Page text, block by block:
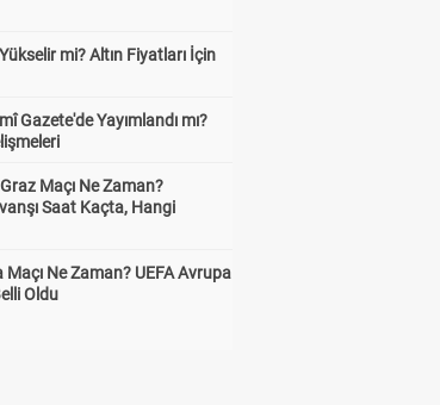
mi? Altın Fiyatları İçin
Gazete'de Yayımlandı mı?
Maçı Ne Zaman?
Saat Kaçta, Hangi
Ne Zaman? UEFA Avrupa
Oldu